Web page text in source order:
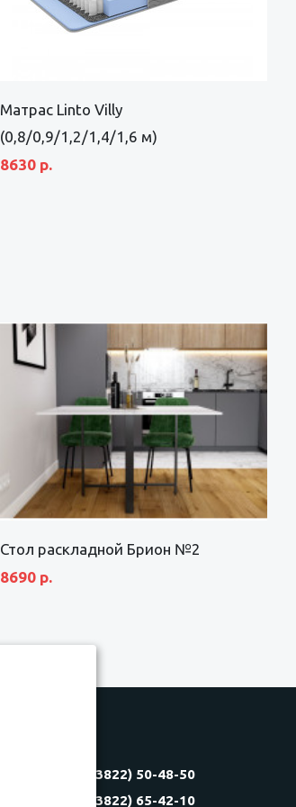
Матрас Linto Villy
(0,8/0,9/1,2/1,4/1,6 м)
8630 р.
Стол раскладной Брион №2
8690 р.
8 (3822) 50-48-50
8 (3822) 65-42-10